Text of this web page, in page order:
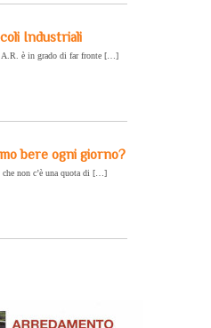
Industriali
è in grado di far fronte […]
bere ogni giorno?
non c’è una quota di […]